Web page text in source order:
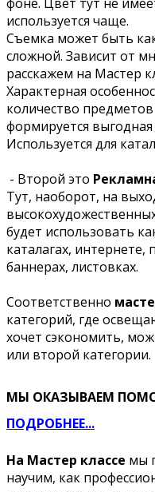
используется чаще.
Съемка может быть
сложной. Зависит от
расскажем на Мастер
Характерная
количество предметов
формируется
Используется для
- Второй это
Тут, наоборот, на
будет использовать
каталагах,
баннерах, листовках.
Соответственно
категорий, где
хочет сэкономить,
или второй категории.
МЫ ОКАЗЫВАЕМ
ПОДРОБНЕЕ...
На Мастер классе мы
научим, как